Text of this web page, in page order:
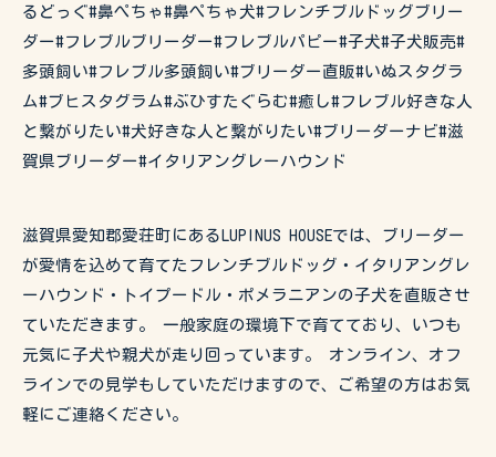
るどっぐ#鼻ぺちゃ#鼻ぺちゃ犬#フレンチブルドッグブリー
ダー#フレブルブリーダー#フレブルパピー#子犬#子犬販売#
多頭飼い#フレブル多頭飼い#ブリーダー直販#いぬスタグラ
ム#ブヒスタグラム#ぶひすたぐらむ#癒し#フレブル好きな人
と繋がりたい#犬好きな人と繋がりたい#ブリーダーナビ#滋
賀県ブリーダー#イタリアングレーハウンド
滋賀県愛知郡愛荘町にあるLUPINUS HOUSEでは、ブリーダー
が愛情を込めて育てたフレンチブルドッグ・イタリアングレ
ーハウンド・トイプードル・ポメラニアンの子犬を直販させ
ていただきます。 一般家庭の環境下で育てており、いつも
元気に子犬や親犬が走り回っています。 オンライン、オフ
ラインでの見学もしていただけますので、ご希望の方はお気
軽にご連絡ください。